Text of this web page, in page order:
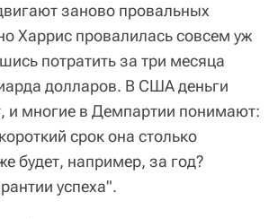
заново провальных
Харрис провалилась совсем уж
потратить за три месяца
долларов. В США деньги
и многие в Демпартии понимают:
срок она столько
будет, например, за год?
успеха".